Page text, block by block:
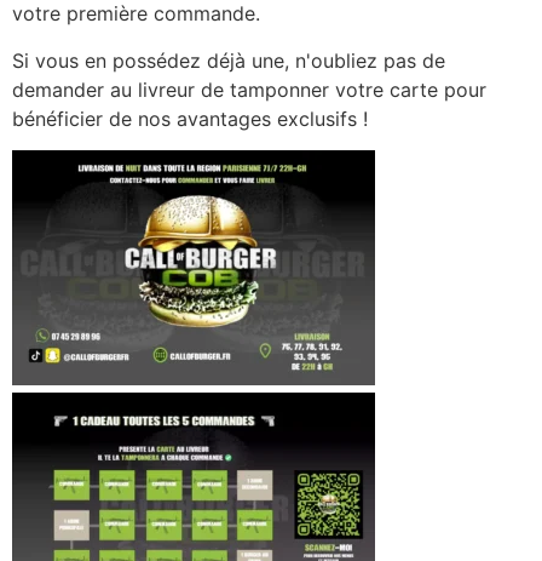
votre première commande.
Si vous en possédez déjà une, n'oubliez pas de
demander au livreur de tamponner votre carte pour
bénéficier de nos avantages exclusifs !